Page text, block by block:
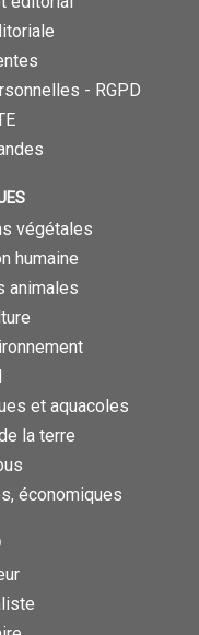
- RGPD
végétales
humaine
animales
et aquacoles
la terre
économiques